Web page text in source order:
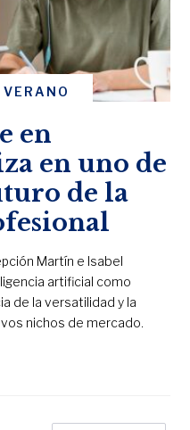
VERANO
en
en uno de
de la
Martín e Isabel
artificial como
de la versatilidad y la
nichos de mercado.